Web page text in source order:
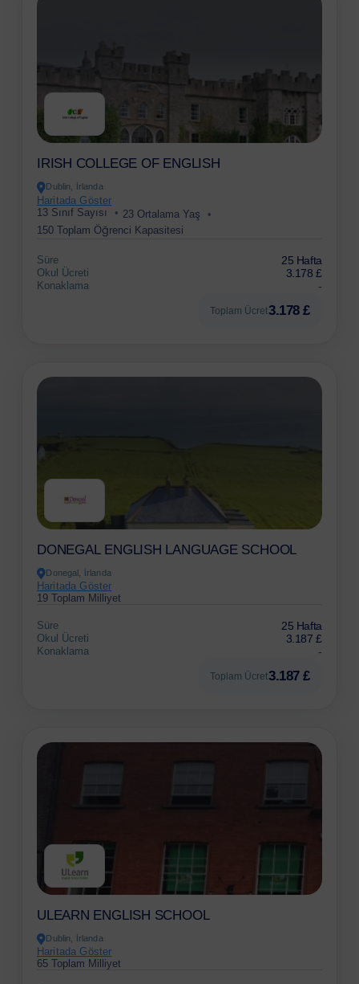
IRISH COLLEGE OF ENGLISH
Dublin, İrlanda
Haritada Göster
13 Sınıf Sayısı
23 Ortalama Yaş
150 Toplam Öğrenci Kapasitesi
Süre 25 Hafta
Okul Ücreti 3.178 £
Konaklama -
Toplam Ücret3.178 £
DONEGAL ENGLISH LANGUAGE SCHOOL
Donegal, İrlanda
Haritada Göster
19 Toplam Milliyet
Süre 25 Hafta
Okul Ücreti 3.187 £
Konaklama -
Toplam Ücret3.187 £
ULEARN ENGLISH SCHOOL
Dublin, İrlanda
Haritada Göster
65 Toplam Milliyet